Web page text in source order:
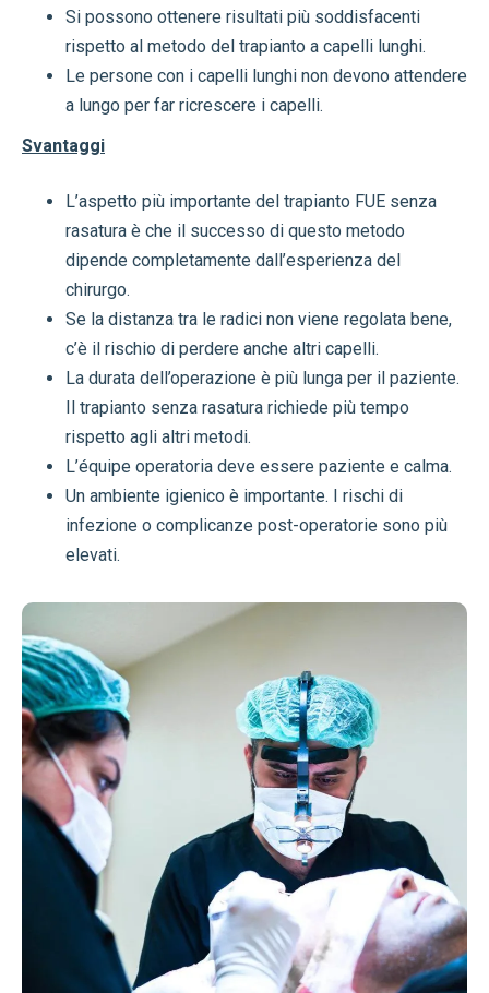
Si possono ottenere risultati più soddisfacenti
rispetto al metodo del trapianto a capelli lunghi.
Le persone con i capelli lunghi non devono attendere
a lungo per far ricrescere i capelli.
Svantaggi
L’aspetto più importante del trapianto FUE senza
rasatura è che il successo di questo metodo
dipende completamente dall’esperienza del
chirurgo.
Se la distanza tra le radici non viene regolata bene,
c’è il rischio di perdere anche altri capelli.
La durata dell’operazione è più lunga per il paziente.
Il trapianto senza rasatura richiede più tempo
rispetto agli altri metodi.
L’équipe operatoria deve essere paziente e calma.
Un ambiente igienico è importante. I rischi di
infezione o complicanze post-operatorie sono più
elevati.